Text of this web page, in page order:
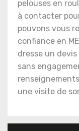
pelouses en
à contacter
pouvons vous
confiance en
dresse un
sans
une visite de